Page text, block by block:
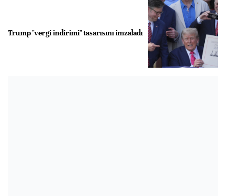
Trump "vergi indirimi" tasarısını imzaladı